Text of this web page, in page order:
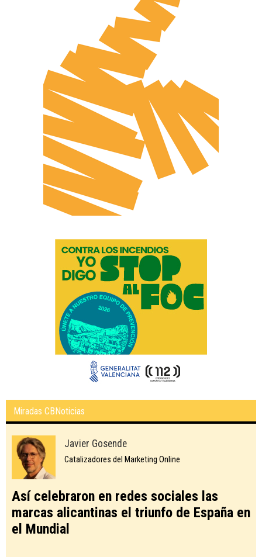
Miradas CBNoticias
Javier Gosende
Catalizadores del Marketing Online
Así celebraron en redes sociales las
marcas alicantinas el triunfo de España en
el Mundial